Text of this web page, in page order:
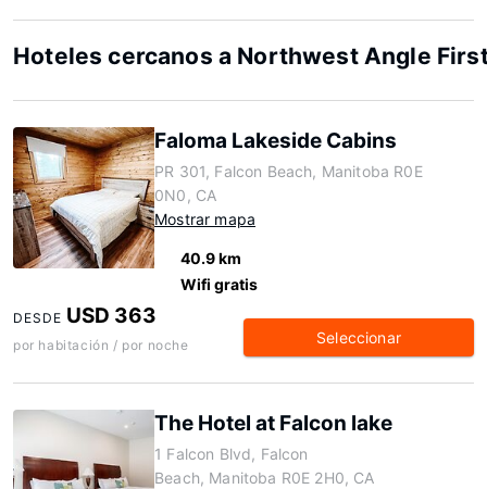
Hoteles cercanos a Northwest Angle
Faloma Lakeside Cabins
PR 301, Falcon Beach, Manitoba R0E
0N0, CA
Mostrar mapa
40.9 km
Wifi gratis
DESDE USD 363
por habitación / por noche Seleccionar
The Hotel at Falcon lake
1 Falcon Blvd, Falcon
Beach, Manitoba R0E 2H0, CA